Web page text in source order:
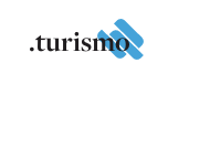
.turismo